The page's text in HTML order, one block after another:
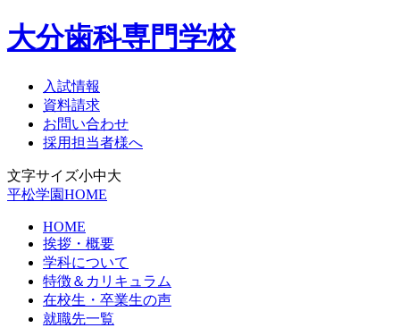
大分歯科専門学校
入試情報
資料請求
お問い合わせ
採用担当者様へ
文字サイズ小中大
平松学園HOME
HOME
挨拶・概要
学科について
特徴＆カリキュラム
在校生・卒業生の声
就職先一覧